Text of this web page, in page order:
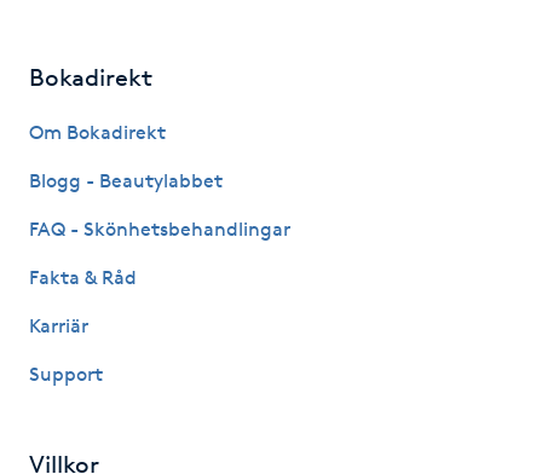
Hatha Yoga
Healing
Herrklippning
Bokadirekt
Om Bokadirekt
Blogg - Beautylabbet
FAQ - Skönhetsbehandlingar
Fakta & Råd
Karriär
Support
Villkor